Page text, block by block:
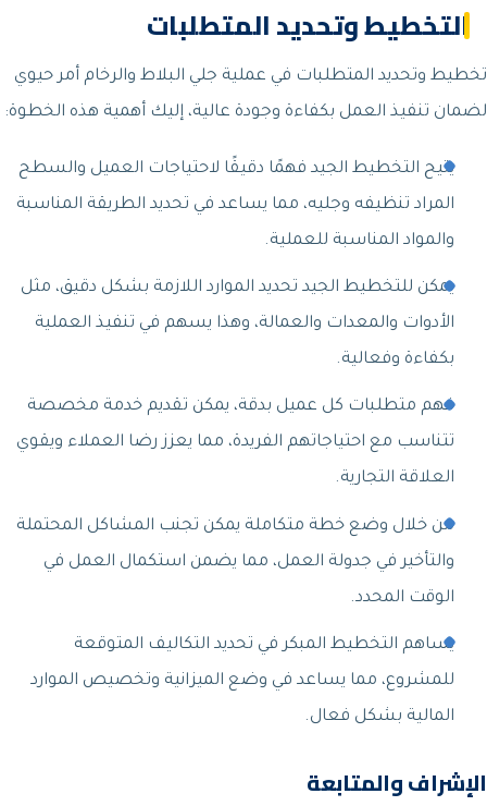
التخطيط وتحديد المتطلبات
تخطيط وتحديد المتطلبات في عملية جلي البلاط والرخام أمر حيوي
لضمان تنفيذ العمل بكفاءة وجودة عالية، إليك أهمية هذه الخطوة:
يتيح التخطيط الجيد فهمًا دقيقًا لاحتياجات العميل والسطح
المراد تنظيفه وجليه، مما يساعد في تحديد الطريقة المناسبة
والمواد المناسبة للعملية.
يمكن للتخطيط الجيد تحديد الموارد اللازمة بشكل دقيق، مثل
الأدوات والمعدات والعمالة، وهذا يسهم في تنفيذ العملية
بكفاءة وفعالية.
فهم متطلبات كل عميل بدقة، يمكن تقديم خدمة مخصصة
تتناسب مع احتياجاتهم الفريدة، مما يعزز رضا العملاء ويقوي
العلاقة التجارية.
من خلال وضع خطة متكاملة يمكن تجنب المشاكل المحتملة
والتأخير في جدولة العمل، مما يضمن استكمال العمل في
الوقت المحدد.
يساهم التخطيط المبكر في تحديد التكاليف المتوقعة
للمشروع، مما يساعد في وضع الميزانية وتخصيص الموارد
المالية بشكل فعال.
الإشراف والمتابعة